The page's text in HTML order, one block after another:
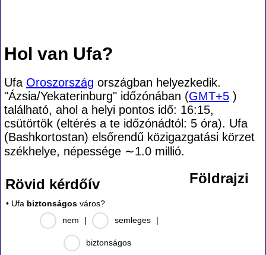
Hol van Ufa?
Ufa Oroszország országban helyezkedik.
"Ázsia/Yekaterinburg" időzónában (GMT+5 )
található, ahol a helyi pontos idő: 16:15,
csütörtök (eltérés a te időzónádtól: 5 óra). Ufa
(Bashkortostan) elsőrendű közigazgatási körzet
székhelye, népessége ∼1.0 millió.
Rövid kérdőív
• Ufa biztonságos város?
nem
| semleges |
biztonságos
Földrajzi